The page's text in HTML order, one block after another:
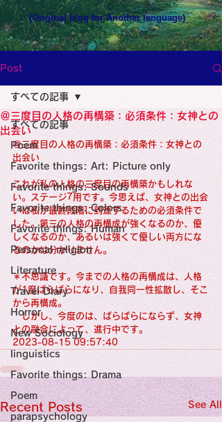
(Original blog for Another language)
Heavens: Beyond the Universe: The World
the God of Light Resides"
Medicine Specialist
Specialist
Wide Blog
Medicine
Religion
Post
すべての記事
Poem
Favorite things: Art: Picture only
Favorite things: Sounds
Favorite things: Colors
Favorite things: Human
Personal religion
Literature
Travel Diary
Horror
New Sociology
linguistics
Favorite things: Drama
Poem
parapsychology
すべての記事
＠三度目の人格の再構築：必須条件：女神との
出会い
＠三度目の人格の再構築：必須条件：女神との
出会い
これが私の人格の三度目の再構築かもしれな
い。ステージ7用です。今思えば、女神との出会
いは私が最終段階に到達するための必須条件で
した。第三の人格の再構成が強くなるのか、優
しくなるのか、あるいは強くて優しい両方にな
るのかは分かりません。
＊不思議です。今までの人格の再構成は、人格
が1度ばらばらになり、自我同一性拡散し、そこ
から再構成。
しかし、今度のは、ばらばらにならず、女神
との融合によって、進行中です。
2023-08-15 09:57:40
Recent Posts See All